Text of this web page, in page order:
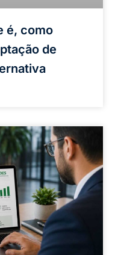
é, como
de